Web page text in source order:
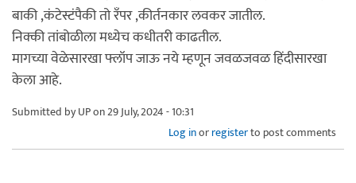
बाकी ,कंटेस्टंपैकी तो रँपर ,कीर्तनकार लवकर जातील.
निक्की तांबोळीला मध्येच कधीतरी काढतील.
मागच्या वेळेसारखा फ्लॉप जाऊ नये म्हणून जवळजवळ हिंदीसारखा
केला आहे.
Submitted byUPon 29 July, 2024 - 10:31
Log inorregisterto post comments